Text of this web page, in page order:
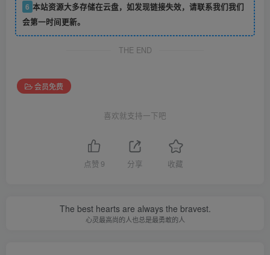
6 本站资源大多存储在云盘，如发现链接失效，请联系我们我们
会第一时间更新。
THE END
会员免费
喜欢就支持一下吧
点赞 9 分享 收藏
The best hearts are always the bravest.
心灵最高尚的人也总是最勇敢的人